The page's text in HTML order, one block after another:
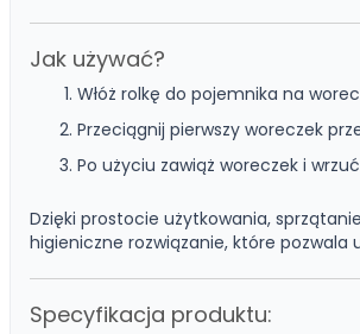
Jak używać?
Włóż rolkę do pojemnika na
Przeciągnij pierwszy woreczek
Po użyciu zawiąż woreczek i
Dzięki prostocie użytkowania,
higieniczne rozwiązanie, które
Specyfikacja produktu: